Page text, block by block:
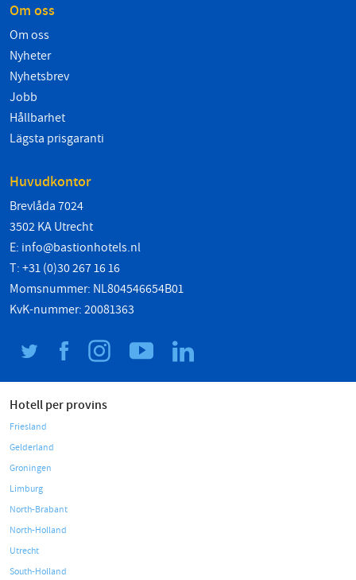
Om oss
Om oss
Nyheter
Nyhetsbrev
Jobb
Hållbarhet
Lägsta prisgaranti
Huvudkontor
Brevlåda 7024
3502 KA Utrecht
E: info@bastionhotels.nl
T: +31 (0)30 267 16 16
Momsnummer: NL804546654B01
KvK-nummer: 20081363
Hotell per provins
Friesland
Gelderland
Groningen
Limburg
North-Brabant
North-Holland
Utrecht
South-Holland